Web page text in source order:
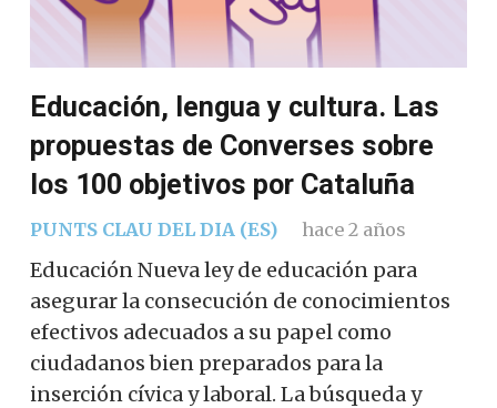
Educación, lengua y cultura. Las
propuestas de Converses sobre
los 100 objetivos por Cataluña
PUNTS CLAU DEL DIA (ES) hace 2 años
Educación Nueva ley de educación para
asegurar la consecución de conocimientos
efectivos adecuados a su papel como
ciudadanos bien preparados para la
inserción cívica y laboral. La búsqueda y